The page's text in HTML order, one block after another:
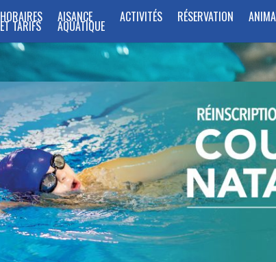
HORAIRES
ET TARIFS
AISANCE
AQUATIQUE
ACTIVITÉS RÉSERVATION